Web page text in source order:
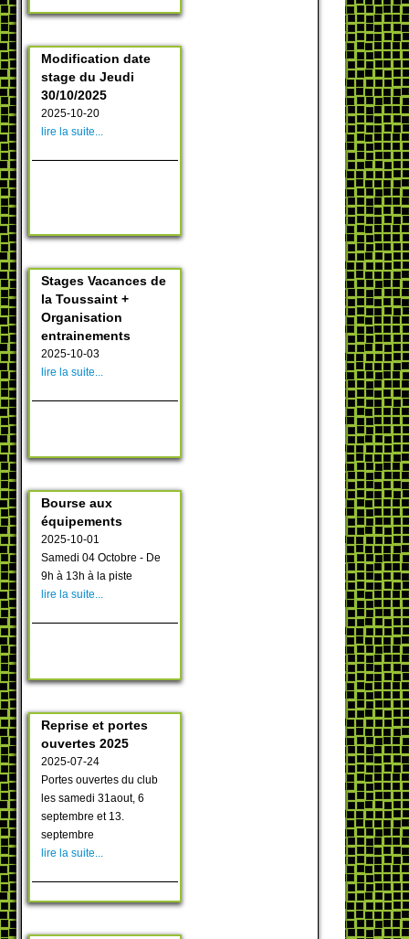
Modification date
stage du Jeudi
30/10/2025
2025-10-20
lire la suite...
Stages Vacances de
la Toussaint +
Organisation
entrainements
2025-10-03
lire la suite...
Bourse aux
équipements
2025-10-01
Samedi 04 Octobre - De
9h à 13h à la piste
lire la suite...
Reprise et portes
ouvertes 2025
2025-07-24
Portes ouvertes du club
les samedi 31aout, 6
septembre et 13.
septembre
lire la suite...